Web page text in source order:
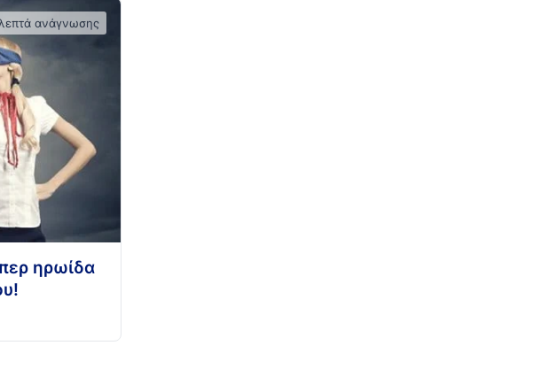
ηρωίδα
ανάγνωσης